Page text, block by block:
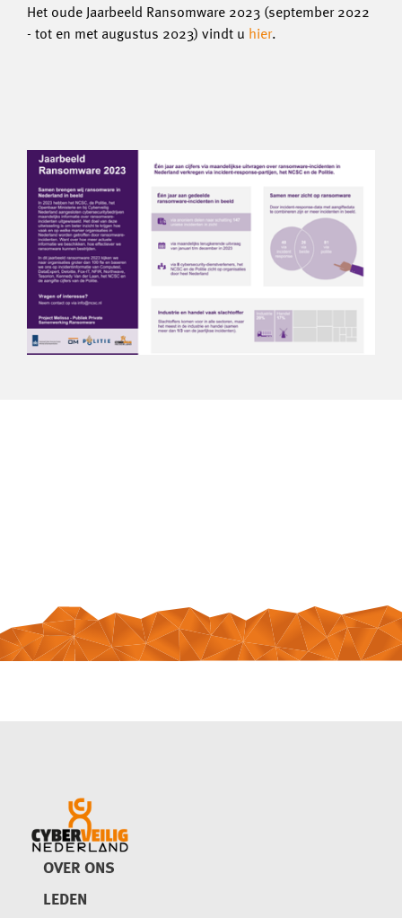
Het oude Jaarbeeld Ransomware 2023 (september 2022
- tot en met augustus 2023) vindt u hier.
OVER ONS
LEDEN